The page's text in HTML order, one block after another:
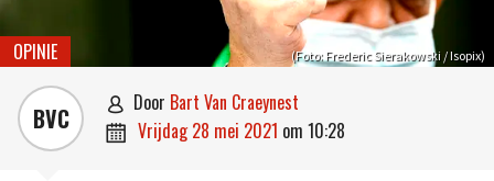
(Foto: Frederic Sierakowski / Isopix)
OPINIE
BVC  door Bart Van Craeynest
 vrijdag 28 mei 2021 om 10:28